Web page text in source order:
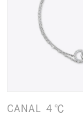
CANAL ４℃